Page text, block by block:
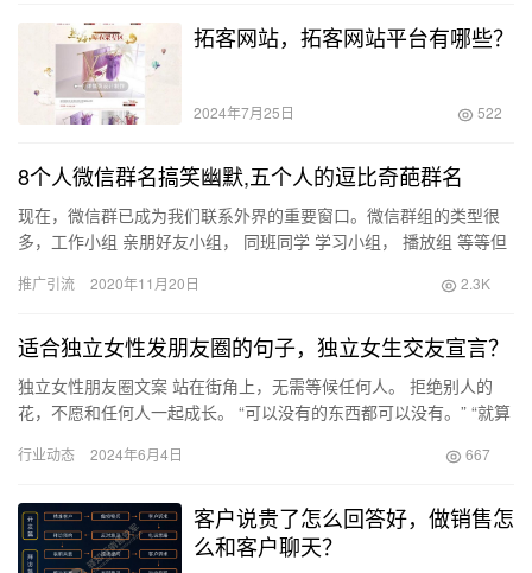
拓客网站，拓客网站平台有哪些？
2024年7月25日 522
8个人微信群名搞笑幽默,五个人的逗比奇葩群名
现在，微信群已成为我们联系外界的重要窗口。微信群组的类型很
多，工作小组 亲朋好友小组， 同班同学 学习小组， 播放组 等等但
推广引流 2020年11月20日 2.3K
适合独立女性发朋友圈的句子，独立女生交友宣言？
独立女性朋友圈文案 站在街角上，无需等候任何人。 拒绝别人的
花，不愿和任何人一起成长。 “可以没有的东西都可以没有。” “就算
行业动态 2024年6月4日 667
客户说贵了怎么回答好，做销售怎
么和客户聊天？